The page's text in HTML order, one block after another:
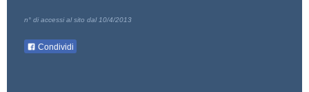
n° di accessi al sito dal 10/4/2013
Condividi